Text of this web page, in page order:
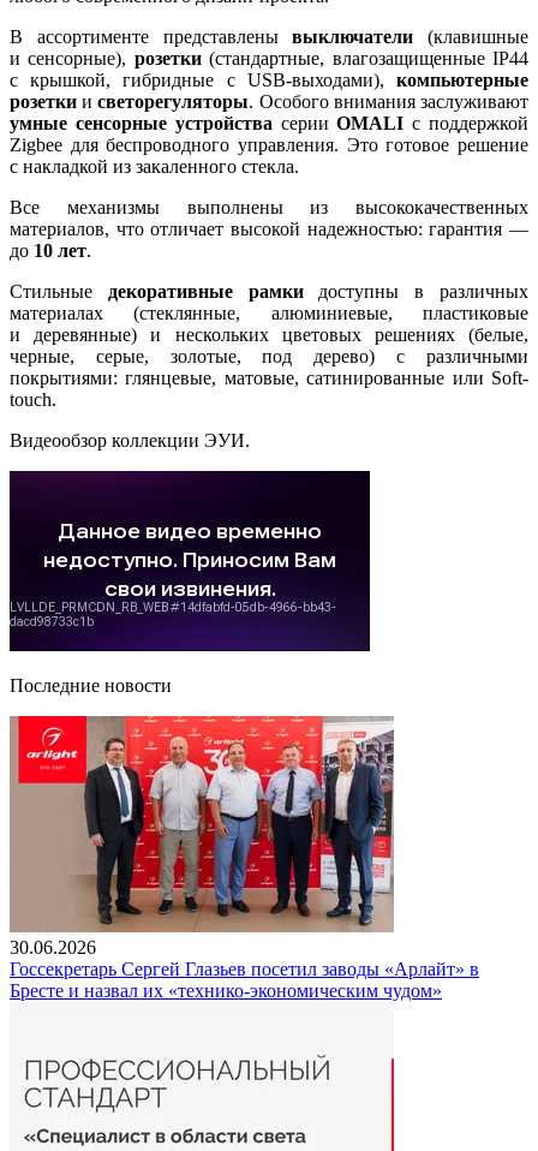
В ассортименте представленывыключатели (клавишные
и сенсорные), розетки(стандартные, влагозащищенные IP44
с крышкой, гибридные с USB-выходами), компьютерные
розетки исветорегуляторы. Особого внимания заслуживают
умные сенсорные устройства серииOMALI с поддержкой
Zigbee для беспроводного управления. Это готовое решение
с накладкой из закаленного стекла.
Все механизмы выполнены из высококачественных
материалов, что отличает высокой надежностью: гарантия —
до 10 лет.
Стильные декоративные рамкидоступны в различных
материалах (стеклянные, алюминиевые, пластиковые
и деревянные) и нескольких цветовых решениях (белые,
черные, серые, золотые, под дерево) с различными
покрытиями: глянцевые, матовые, сатинированные или Soft-
touch.
Видеообзор коллекции ЭУИ.
Последние новости
30.06.2026
Госсекретарь Сергей Глазьев посетил заводы «Арлайт» в
Бресте и назвал их «технико-экономическим чудом»